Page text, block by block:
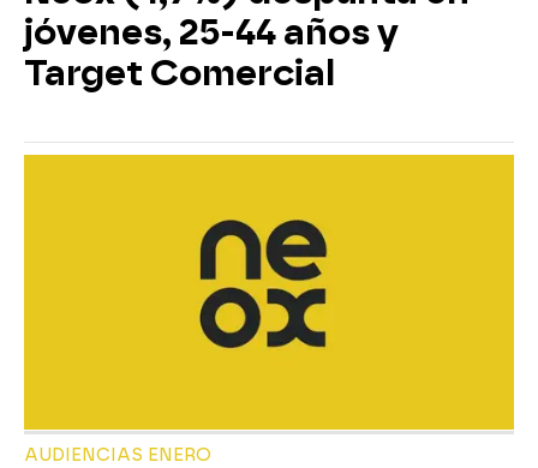
jóvenes, 25-44 años y
Target Comercial
AUDIENCIAS ENERO